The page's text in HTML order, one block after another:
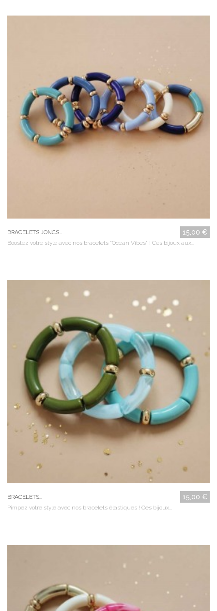
BRACELETS JONCS... 15,00 €
Boostez votre style avec nos bracelets "Ocean Vibes" ! Ces bijoux aux...
BRACELETS... 15,00 €
Pimpez votre style avec nos bracelets élastiques ! Ces bijoux...